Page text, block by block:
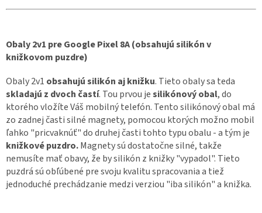
Obaly 2v1 pre Google Pixel 8A (obsahujú silikón v
knižkovom puzdre)
Obaly 2v1 obsahujú silikón aj knižku. Tieto obaly sa teda
skladajú z dvoch častí. Tou prvou jesilikónový obal, do
ktorého vložíte Váš mobilný telefón. Tento silikónový obal má
zo zadnej časti silné magnety, pomocou ktorých možno mobil
ľahko "pricvaknúť" do druhej časti tohto typu obalu - a tým je
knižkové puzdro.Magnety sú dostatočne silné, takže
nemusíte mať obavy, že by silikón z knižky "vypadol". Tieto
puzdrá sú obľúbené pre svoju kvalitu spracovania a tiež
jednoduché prechádzanie medzi verziou "iba silikón" a knižka.